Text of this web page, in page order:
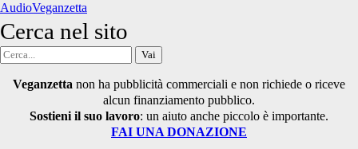
AudioVeganzetta
Cerca nel sito
Cerca
Veganzetta non ha pubblicità commerciali e non richiede o riceve
alcun finanziamento pubblico.
Sostieni il suo lavoro: un aiuto anche piccolo è importante.
FAI UNA DONAZIONE